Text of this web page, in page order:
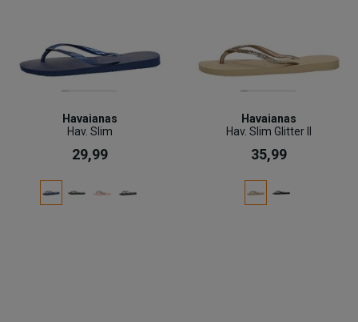
Havaianas
Hav. Slim
29,99
Havaianas
Hav. Slim Glitter II
35,99